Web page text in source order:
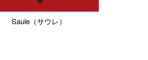
Saule（サウレ）